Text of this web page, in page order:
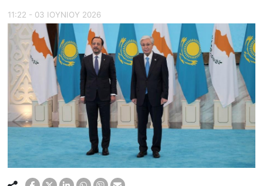
11:22 - 03 ΙΟΥΝΙΟΥ 2026